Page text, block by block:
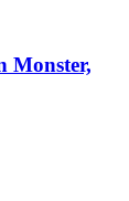
Monster,